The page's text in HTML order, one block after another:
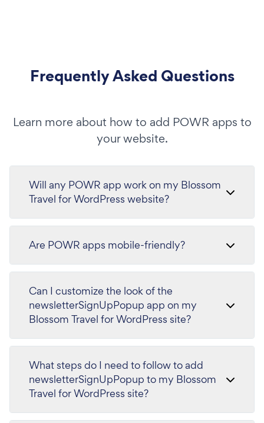
Frequently Asked Questions
Learn more about how to add POWR apps to
your website.
Will any POWR app work on my Blossom
Travel for WordPress website?
Are POWR apps mobile-friendly?
Can I customize the look of the
newsletterSignUpPopup app on my
Blossom Travel for WordPress site?
What steps do I need to follow to add
newsletterSignUpPopup to my Blossom
Travel for WordPress site?